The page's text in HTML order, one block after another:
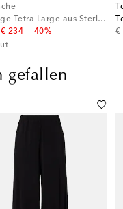
Ohrringe Tetra Large aus Sterlingsilber
price
€ 234
discount price
-40%
€
gefallen